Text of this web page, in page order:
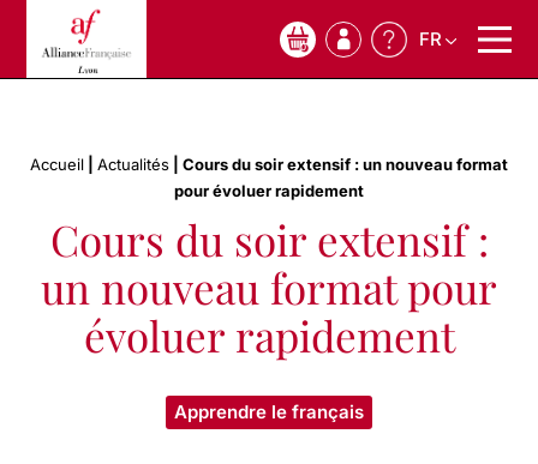
0 FR
Accueil Actualités
Cours du soir extensif : un nouveau format
pour évoluer rapidement
Cours du soir extensif :
un nouveau format pour
évoluer rapidement
Apprendre le français